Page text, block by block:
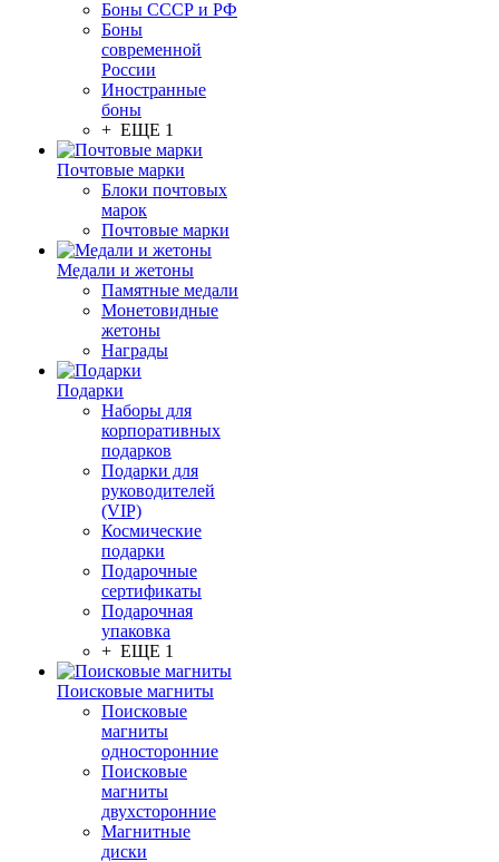
Боны СССР и РФ
Боны
современной
России
Иностранные
боны
+ ЕЩЕ 1
Почтовые марки
Блоки почтовых
марок
Почтовые марки
Медали и жетоны
Памятные медали
Монетовидные
жетоны
Награды
Подарки
Наборы для
корпоративных
подарков
Подарки для
руководителей
(VIP)
Космические
подарки
Подарочные
сертификаты
Подарочная
упаковка
+ ЕЩЕ 1
Поисковые магниты
Поисковые
магниты
односторонние
Поисковые
магниты
двухсторонние
Магнитные
диски